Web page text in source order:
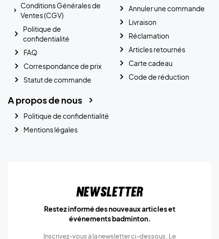
Conditions Générales de
Ventes (CGV)
Politique de
confidentialité
FAQ
Correspondance de prix
Statut de commande
Annuler une commande
Livraison
Réclamation
Articles retournés
Carte cadeau
Code de réduction
A propos de nous
Politique de confidentialité
Mentions légales
Newsletter
Restez informé des nouveaux articles et
événements badminton.
Inscrivez-vous à la newsletter ci-dessous. Le